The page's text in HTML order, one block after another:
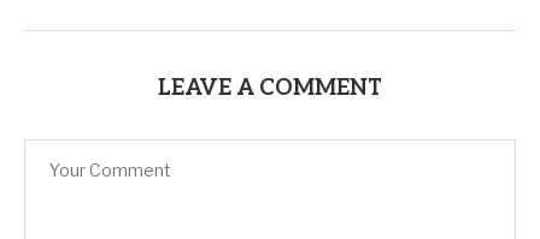
LEAVE A COMMENT